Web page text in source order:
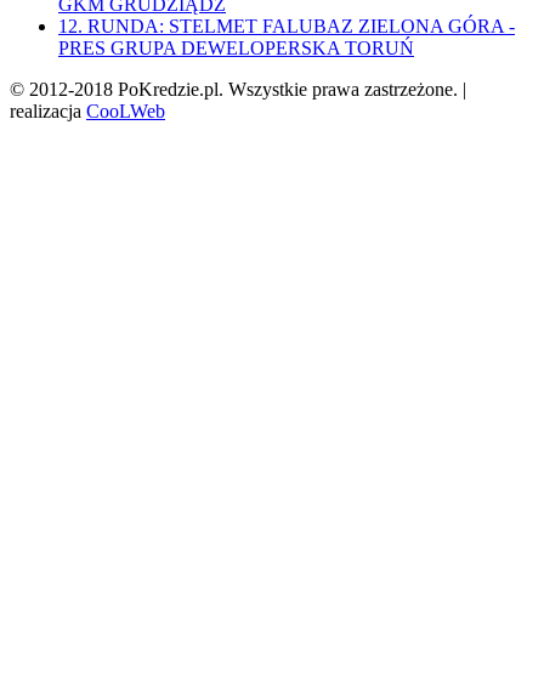
GKM GRUDZIĄDZ
12. RUNDA: STELMET FALUBAZ ZIELONA GÓRA -
PRES GRUPA DEWELOPERSKA TORUŃ
© 2012-2018 PoKredzie.pl. Wszystkie prawa zastrzeżone. |
realizacja CooLWeb